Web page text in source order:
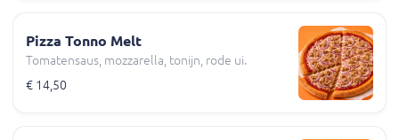
Pizza Tonno Melt
Tomatensaus, mozzarella, tonijn, rode ui.
€ 14,50